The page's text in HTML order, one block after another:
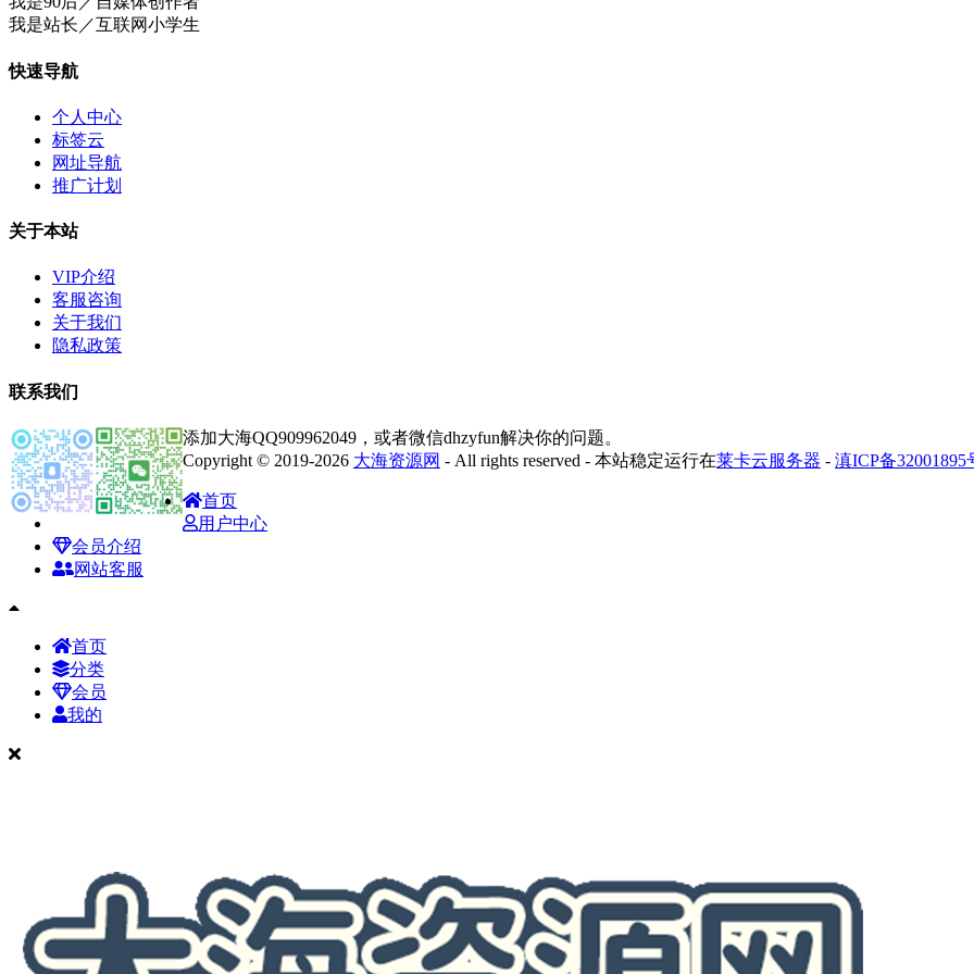
我是站长／互联网小学生
快速导航
个人中心
标签云
网址导航
推广计划
关于本站
VIP介绍
客服咨询
关于我们
隐私政策
联系我们
添加大海QQ909962049，或者微信dhzyfun解决你的问题。
Copyright © 2019-2026 大海资源网 - All rights reserved - 本站稳定运行在莱卡云服务器 - 滇ICP备32001895
首页
用户中心
会员介绍
网站客服
首页
分类
会员
我的